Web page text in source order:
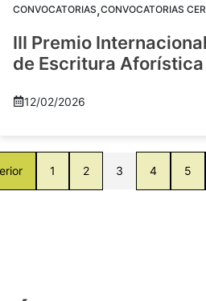
CONVOCATORIAS,CONVOCATORIAS
III Premio
de Escritura Aforística
12/02/2026
1 2 3 4 5